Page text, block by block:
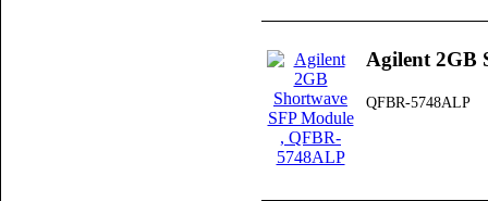
Agilent 2GB
QFBR-5748ALP